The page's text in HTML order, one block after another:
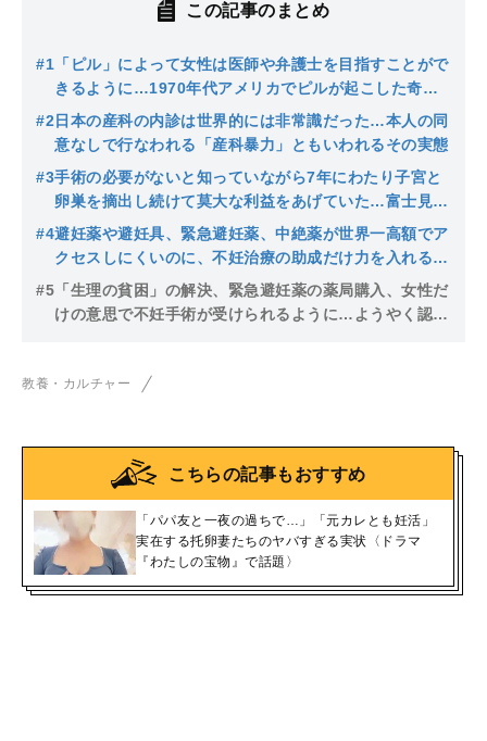
この記事のまとめ
#1 「ピル」によって女性は医師や弁護士を目指すことがで
きるように…1970年代アメリカでピルが起こした奇跡
的変化
#2日本の産科の内診は世界的には非常識だった…本人の同
意なしで行なわれる「産科暴力」ともいわれるその実態
#3手術の必要がないと知っていながら7年にわたり子宮と
卵巣を摘出し続けて莫大な利益をあげていた…富士見産
婦人科事件の闇
#4避妊薬や避妊具、緊急避妊薬、中絶薬が世界一高額でア
クセスしにくいのに、不妊治療の助成だけ力を入れる日
本政府の異様な「産ませたい」執念
#5 「生理の貧困」の解決、緊急避妊薬の薬局購入、女性だ
けの意思で不妊手術が受けられるように…ようやく認め
教養・カルチャー
こちらの記事もおすすめ
「パパ友と一夜の過ちで…」「元カレとも妊活」
実在する托卵妻たちのヤバすぎる実状〈ドラマ
『わたしの宝物』で話題〉